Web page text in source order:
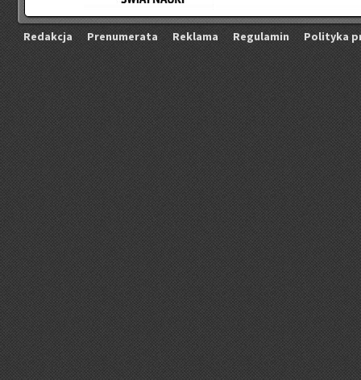
Re­dak­cja Pre­nu­me­ra­ta Re­kla­ma Re­gu­la­min Po­li­ty­ka